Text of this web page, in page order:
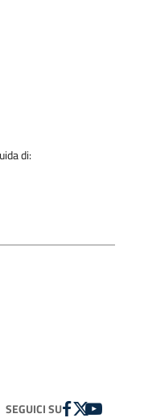
di:
SEGUICI SUFACEBOOK
TWITTER
YOUTUBE